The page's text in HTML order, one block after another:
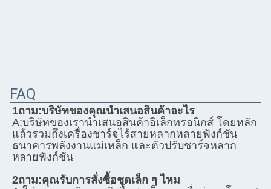
FAQ
1ถาม:บริษัทของคุณนําเสนอสินค้าอะไร
A:บริษัทของเรานําเสนอสินค้าอิเล็กทรอนิกส์ โดยหลัก
แล้วรวมถึงเครื่องชาร์จไร้สายหลากหลายฟังก์ชัน
ธนาคารพลังงานแม่เหล็ก และตัวปรับชาร์จหลาก
หลายฟังก์ชัน
2ถาม:คุณรับการสั่งซื้อชุดเล็ก ๆ ไหม